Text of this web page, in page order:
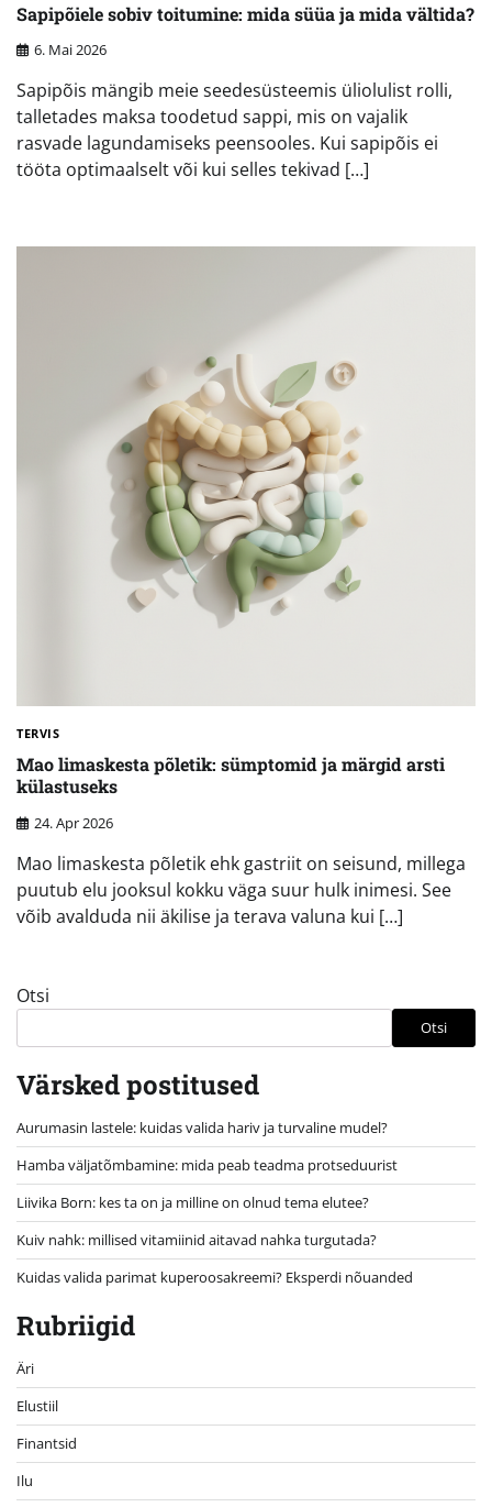
Sapipõiele sobiv toitumine: mida süüa ja mida vältida?
6. Mai 2026
Sapipõis mängib meie seedesüsteemis üliolulist rolli,
talletades maksa toodetud sappi, mis on vajalik
rasvade lagundamiseks peensooles. Kui sapipõis ei
tööta optimaalselt või kui selles tekivad […]
TERVIS
Mao limaskesta põletik: sümptomid ja märgid arsti
külastuseks
24. Apr 2026
Mao limaskesta põletik ehk gastriit on seisund, millega
puutub elu jooksul kokku väga suur hulk inimesi. See
võib avalduda nii äkilise ja terava valuna kui […]
Otsi
Otsi
Värsked postitused
Aurumasin lastele: kuidas valida hariv ja turvaline mudel?
Hamba väljatõmbamine: mida peab teadma protseduurist
Liivika Born: kes ta on ja milline on olnud tema elutee?
Kuiv nahk: millised vitamiinid aitavad nahka turgutada?
Kuidas valida parimat kuperoosakreemi? Eksperdi nõuanded
Rubriigid
Äri
Elustiil
Finantsid
Ilu